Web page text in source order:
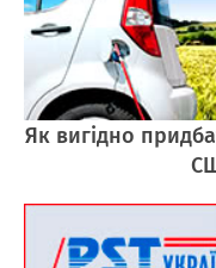
Як вигідно